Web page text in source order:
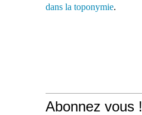
dans la toponymie.
Abonnez vous !